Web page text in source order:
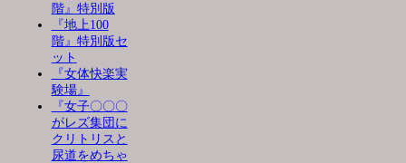
階』特別版
『地上100
階』特別版セ
ット
『女体快楽実
験場』
『女子〇〇〇
がレズ集団に
クリトリスと
尿道をめちゃ